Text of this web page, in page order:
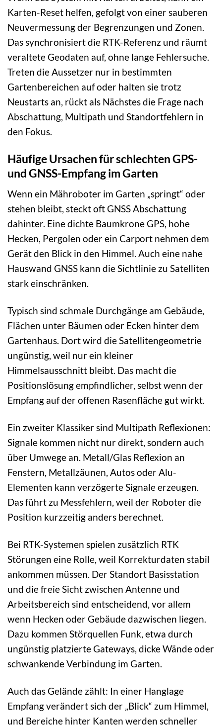
Karten-Reset helfen, gefolgt von einer sauberen
Neuvermessung der Begrenzungen und Zonen.
Das synchronisiert die RTK-Referenz und räumt
veraltete Geodaten auf, ohne lange Fehlersuche.
Treten die Aussetzer nur in bestimmten
Gartenbereichen auf oder halten sie trotz
Neustarts an, rückt als Nächstes die Frage nach
Abschattung, Multipath und Standortfehlern in
den Fokus.
Häufige Ursachen für schlechten GPS-
und GNSS-Empfang im Garten
Wenn ein Mähroboter im Garten „springt“ oder
stehen bleibt, steckt oft GNSS Abschattung
dahinter. Eine dichte Baumkrone GPS, hohe
Hecken, Pergolen oder ein Carport nehmen dem
Gerät den Blick in den Himmel. Auch eine nahe
Hauswand GNSS kann die Sichtlinie zu Satelliten
stark einschränken.
Typisch sind schmale Durchgänge am Gebäude,
Flächen unter Bäumen oder Ecken hinter dem
Gartenhaus. Dort wird die Satellitengeometrie
ungünstig, weil nur ein kleiner
Himmelsausschnitt bleibt. Das macht die
Positionslösung empfindlicher, selbst wenn der
Empfang auf der offenen Rasenfläche gut wirkt.
Ein zweiter Klassiker sind Multipath Reflexionen:
Signale kommen nicht nur direkt, sondern auch
über Umwege an. Metall/Glas Reflexion an
Fenstern, Metallzäunen, Autos oder Alu-
Elementen kann verzögerte Signale erzeugen.
Das führt zu Messfehlern, weil der Roboter die
Position kurzzeitig anders berechnet.
Bei RTK-Systemen spielen zusätzlich RTK
Störungen eine Rolle, weil Korrekturdaten stabil
ankommen müssen. Der Standort Basisstation
und die freie Sicht zwischen Antenne und
Arbeitsbereich sind entscheidend, vor allem
wenn Hecken oder Gebäude dazwischen liegen.
Dazu kommen Störquellen Funk, etwa durch
ungünstig platzierte Gateways, dicke Wände oder
schwankende Verbindung im Garten.
Auch das Gelände zählt: In einer Hanglage
Empfang verändert sich der „Blick“ zum Himmel,
und Bereiche hinter Kanten werden schneller